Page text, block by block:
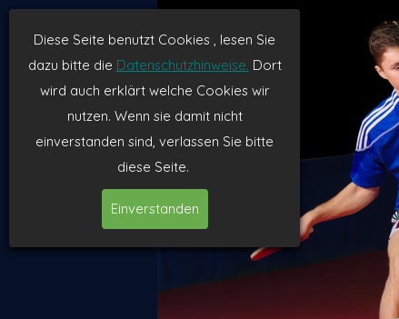
Diese Seite benutzt Cookies , lesen Sie
dazu bitte die Datenschutzhinweise. Dort
wird auch erklärt welche Cookies wir
nutzen. Wenn sie damit nicht
einverstanden sind, verlassen Sie bitte
diese Seite.
Einverstanden